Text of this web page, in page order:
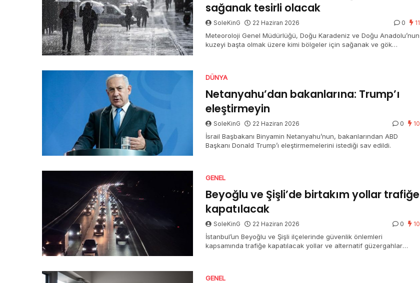
sağanak tesirli olacak
SoleKinG 22 Haziran 2026 0 11
Meteoroloji Genel Müdürlüğü, Doğu Karadeniz ve Doğu Anadolu’nun
kuzeyi başta olmak üzere kimi bölgeler için sağanak ve gök
DÜNYA
Netanyahu’dan bakanlarına: Trump’ı
eleştirmeyin
SoleKinG 22 Haziran 2026 0 10
İsrail Başbakanı Binyamin Netanyahu’nun, bakanlarından ABD
Başkanı Donald Trump’ı eleştirmemelerini istediği sav edildi.
GENEL
Beyoğlu ve Şişli’de birtakım yollar trafiğe
kapatılacak
SoleKinG 22 Haziran 2026 0 10
İstanbul’un Beyoğlu ve Şişli ilçelerinde güvenlik önlemleri
kapsamında trafiğe kapatılacak yollar ve alternatif güzergahlar
GENEL